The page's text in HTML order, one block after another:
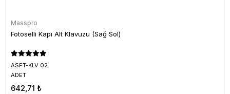
Masspro
Fotoselli Kapı Alt Klavuzu (Sağ Sol)
ASFT-KLV 02
ADET
642,71 ₺